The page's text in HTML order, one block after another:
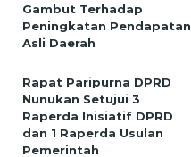
Gambut Terhadap
Peningkatan Pendapatan
Asli Daerah
Rapat Paripurna DPRD
Nunukan Setujui 3
Raperda Inisiatif DPRD
dan 1 Raperda Usulan
Pemerintah